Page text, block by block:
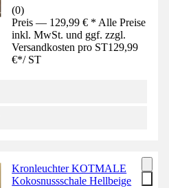
(0)
Preis — 129,99 € * Alle Preise
inkl. MwSt. und ggf. zzgl.
Versandkosten pro ST129,99
€*/ ST
Kronleuchter KOTMALE
Kokosnussschale Hellbeige